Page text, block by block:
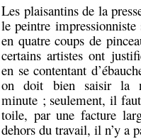
Les plaisantins de la
le peintre impressionniste
en quatre coups de
certains artistes ont
en se contentant
on doit bien saisir la
minute ; seulement, il
toile, par une facture
dehors du travail, il n’y a